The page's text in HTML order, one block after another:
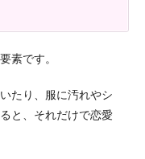
素です。
たり、服に汚れやシ
と、それだけで恋愛